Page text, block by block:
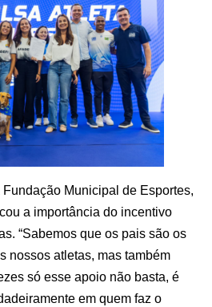
Municipal de Esportes,
a importância do incentivo
“Sabemos que os pais são os
nossos atletas, mas também
só esse apoio não basta, é
em quem faz o